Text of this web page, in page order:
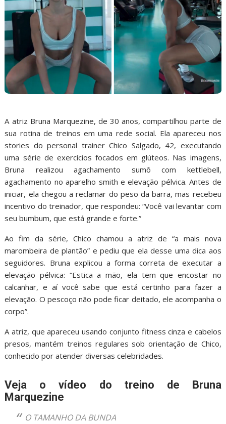
A atriz Bruna Marquezine, de 30 anos, compartilhou parte de
sua rotina de treinos em uma rede social. Ela apareceu nos
stories do personal trainer Chico Salgado, 42, executando
uma série de exercícios focados em glúteos. Nas imagens,
Bruna realizou agachamento sumô com kettlebell,
agachamento no aparelho smith e elevação pélvica. Antes de
iniciar, ela chegou a reclamar do peso da barra, mas recebeu
incentivo do treinador, que respondeu: “Você vai levantar com
seu bumbum, que está grande e forte.”
Ao fim da série, Chico chamou a atriz de “a mais nova
marombeira de plantão” e pediu que ela desse uma dica aos
seguidores. Bruna explicou a forma correta de executar a
elevação pélvica: “Estica a mão, ela tem que encostar no
calcanhar, e aí você sabe que está certinho para fazer a
elevação. O pescoço não pode ficar deitado, ele acompanha o
corpo”.
A atriz, que apareceu usando conjunto fitness cinza e cabelos
presos, mantém treinos regulares sob orientação de Chico,
conhecido por atender diversas celebridades.
Veja o vídeo do treino de Bruna
Marquezine
O TAMANHO DA BUNDA